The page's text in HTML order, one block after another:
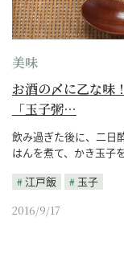
美味
お酒の〆に乙な味
「玉子粥…
飲み過ぎた後に、二日
はんを煮て、かき玉子
江戸飯
玉子
2016/9/17